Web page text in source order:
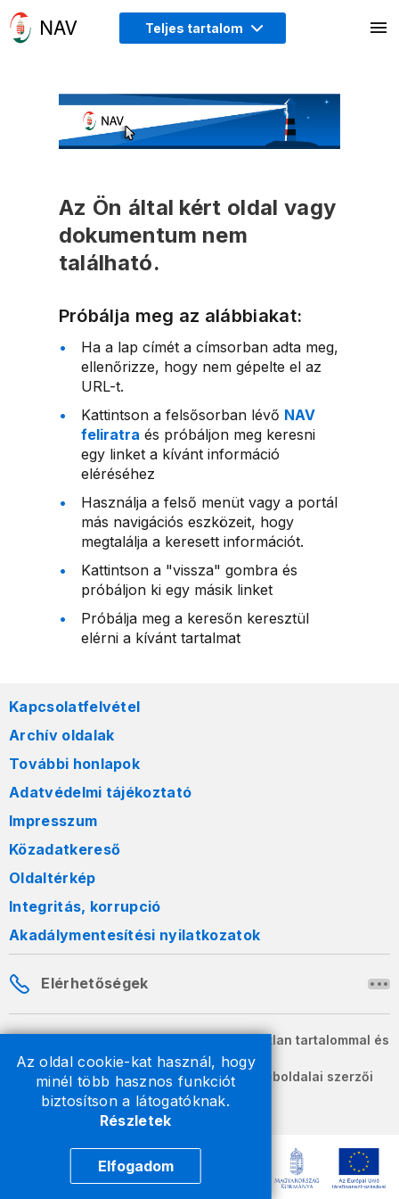
Az oldal cookie-kat használ, hogy
minél több hasznos funkciót
biztosítson a látogatóknak.
Részletek
Elfogadom
Teljes tartalom
Az Ön által kért oldal vagy
dokumentum nem
található.
Próbálja meg az alábbiakat:
Ha a lap címét a címsorban adta meg,
ellenőrizze, hogy nem gépelte el az
URL-t.
Kattintson a felsősorban lévő NAV
feliratra és próbáljon meg keresni
egy linket a kívánt információ
eléréséhez
Használja a felső menüt vagy a portál
más navigációs eszközeit, hogy
megtalálja a keresett információt.
Kattintson a "vissza" gombra és
próbáljon ki egy másik linket
Próbálja meg a keresőn keresztül
elérni a kívánt tartalmat
Kapcsolatfelvétel
Archív oldalak
További honlapok
Adatvédelmi tájékoztató
Impresszum
Közadatkereső
Oldaltérkép
Integritás, korrupció
Akadálymentesítési nyilatkozatok
Elérhetőségek
A honlapon szereplő információk változatlan tartalommal és
formában szabadon terjeszthetők.
2026 © A Nemzeti Adó- és Vámhivatal weboldalai szerzői
jogvédelem alatt állnak.